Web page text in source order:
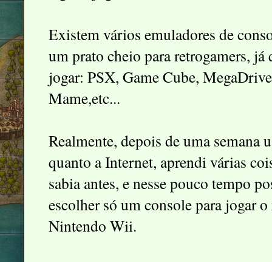
Existem vários emuladores de
um prato cheio para retrogamers,
jogar: PSX, Game Cube,
Mame,etc...
Realmente, depois de uma semana
quanto a Internet, aprendi várias
sabia antes, e nesse pouco tempo
escolher só um console para jogar
Nintendo Wii.